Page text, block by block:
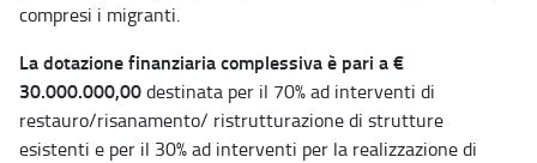
compresi i migranti.
La dotazione finanziaria complessiva è pari a €
30.000.000,00destinata per il 70% ad interventi di
restauro/risanamento/ ristrutturazione di strutture
esistenti e per il 30% ad interventi per la realizzazione di